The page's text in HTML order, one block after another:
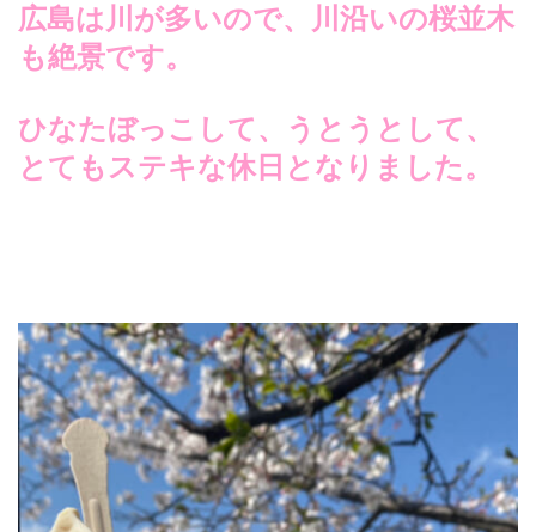
広島は川が多いので、川沿いの桜並木
も絶景です。
ひなたぼっこして、うとうとして、
とてもステキな休日となりました。